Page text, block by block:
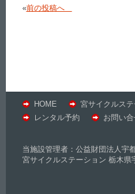
«前の投稿へ
HOME 宮サイクルス
レンタル予約
お問い
当施設管理者：公益財団法人
宮サイクルステーション 栃木県